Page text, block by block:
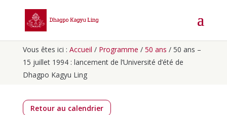
Vous êtes ici : Accueil / Programme / 50 ans / 50 ans –
15 juillet 1994 : lancement de l’Université d’été de
Dhagpo Kagyu Ling
Retour au calendrier